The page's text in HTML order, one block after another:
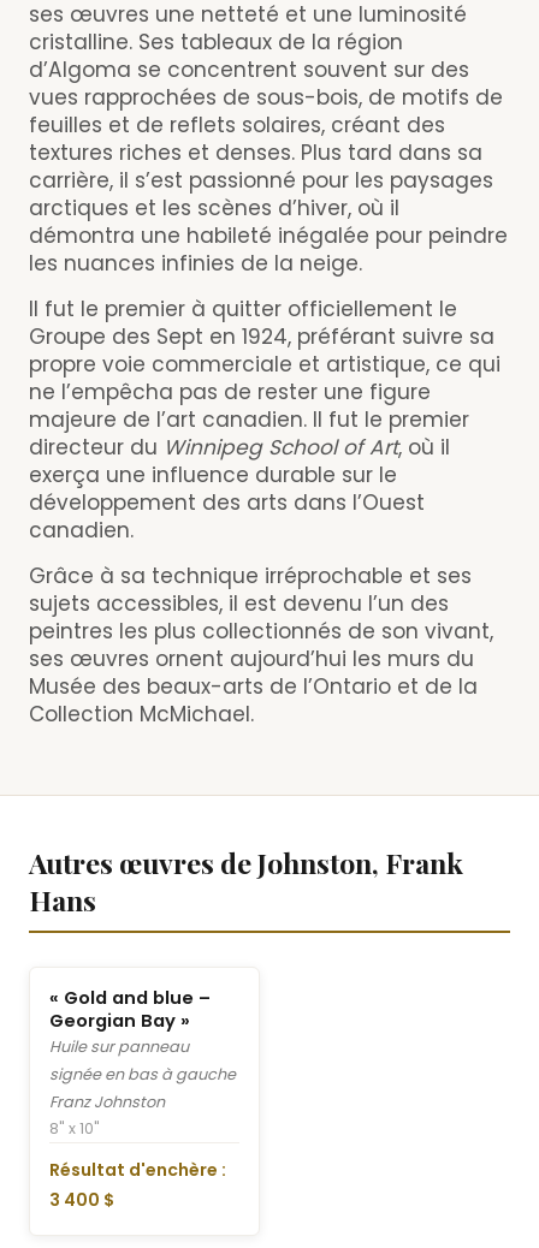
ses œuvres une netteté et une luminosité
cristalline. Ses tableaux de la région
d’Algoma se concentrent souvent sur des
vues rapprochées de sous-bois, de motifs de
feuilles et de reflets solaires, créant des
textures riches et denses. Plus tard dans sa
carrière, il s’est passionné pour les paysages
arctiques et les scènes d’hiver, où il
démontra une habileté inégalée pour peindre
les nuances infinies de la neige.
Il fut le premier à quitter officiellement le
Groupe des Sept en 1924, préférant suivre sa
propre voie commerciale et artistique, ce qui
ne l’empêcha pas de rester une figure
majeure de l’art canadien. Il fut le premier
directeur du Winnipeg School of Art, où il
exerça une influence durable sur le
développement des arts dans l’Ouest
canadien.
Grâce à sa technique irréprochable et ses
sujets accessibles, il est devenu l’un des
peintres les plus collectionnés de son vivant,
ses œuvres ornent aujourd’hui les murs du
Musée des beaux-arts de l’Ontario et de la
Collection McMichael.
Autres œuvres de Johnston, Frank
Hans
« Gold and blue –
Georgian Bay »
Huile sur panneau
signée en bas à gauche
Franz Johnston
8" x 10"
Résultat d'enchère :
3 400 $